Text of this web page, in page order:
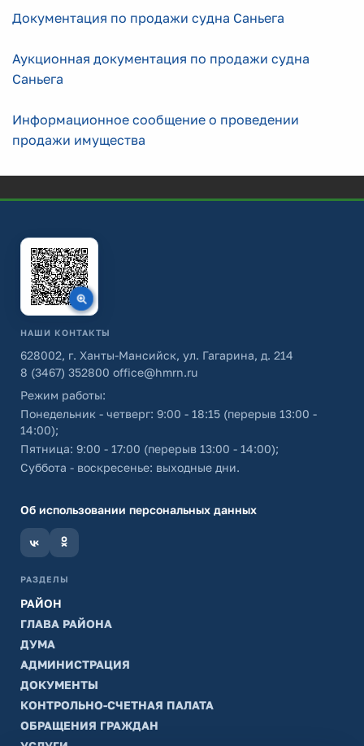
Документация по продажи судна Саньега
Аукционная документация по продажи судна
Саньега
Информационное сообщение о проведении
продажи имущества
НАШИ КОНТАКТЫ
628002, г. Ханты-Мансийск, ул. Гагарина, д. 214
8 (3467) 352800 office@hmrn.ru
Режим работы:
Понедельник - четверг: 9:00 - 18:15 (перерыв 13:00 -
14:00);
Пятница: 9:00 - 17:00 (перерыв 13:00 - 14:00);
Суббота - воскресенье: выходные дни.
Об использовании персональных данных
РАЗДЕЛЫ
РАЙОН
ГЛАВА РАЙОНА
ДУМА
АДМИНИСТРАЦИЯ
ДОКУМЕНТЫ
КОНТРОЛЬНО-СЧЕТНАЯ ПАЛАТА
ОБРАЩЕНИЯ ГРАЖДАН